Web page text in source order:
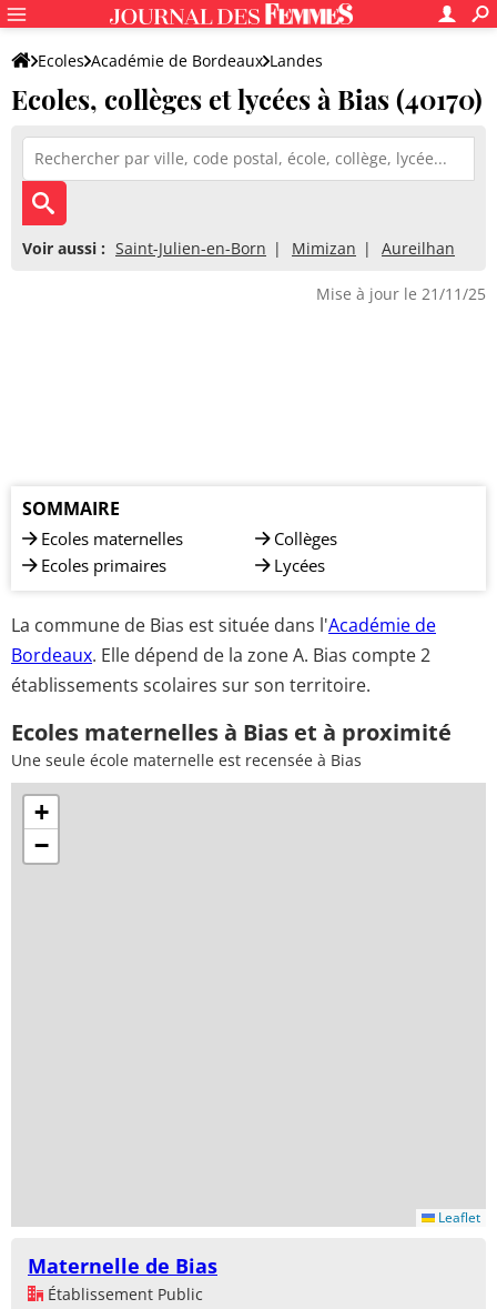
Ecoles Académie de Bordeaux Landes
Ecoles, collèges et lycées à Bias (40170)
Voir aussi : Saint-Julien-en-Born Mimizan Aureilhan
Mise à jour le 21/11/25
SOMMAIRE
Ecoles maternelles
Ecoles primaires
Collèges
Lycées
La commune de Bias est située dans l'Académie de
Bordeaux. Elle dépend de la zone A. Bias compte 2
établissements scolaires sur son territoire.
Ecoles maternelles à Bias et à proximité
Une seule école maternelle est recensée à Bias
+
−
Leaflet
Maternelle de Bias
Établissement Public